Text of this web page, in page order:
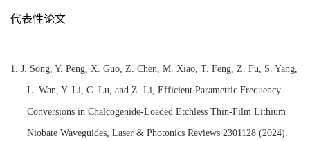
代表性论文
1. J. Song, Y. Peng, X. Guo, Z. Chen, M. Xiao, T. Feng, Z. Fu, S. Yang,
L. Wan, Y. Li, C. Lu, and Z. Li, Efficient Parametric Frequency
Conversions in Chalcogenide‐Loaded Etchless Thin‐Film Lithium
Niobate Waveguides, Laser & Photonics Reviews 2301128 (2024).